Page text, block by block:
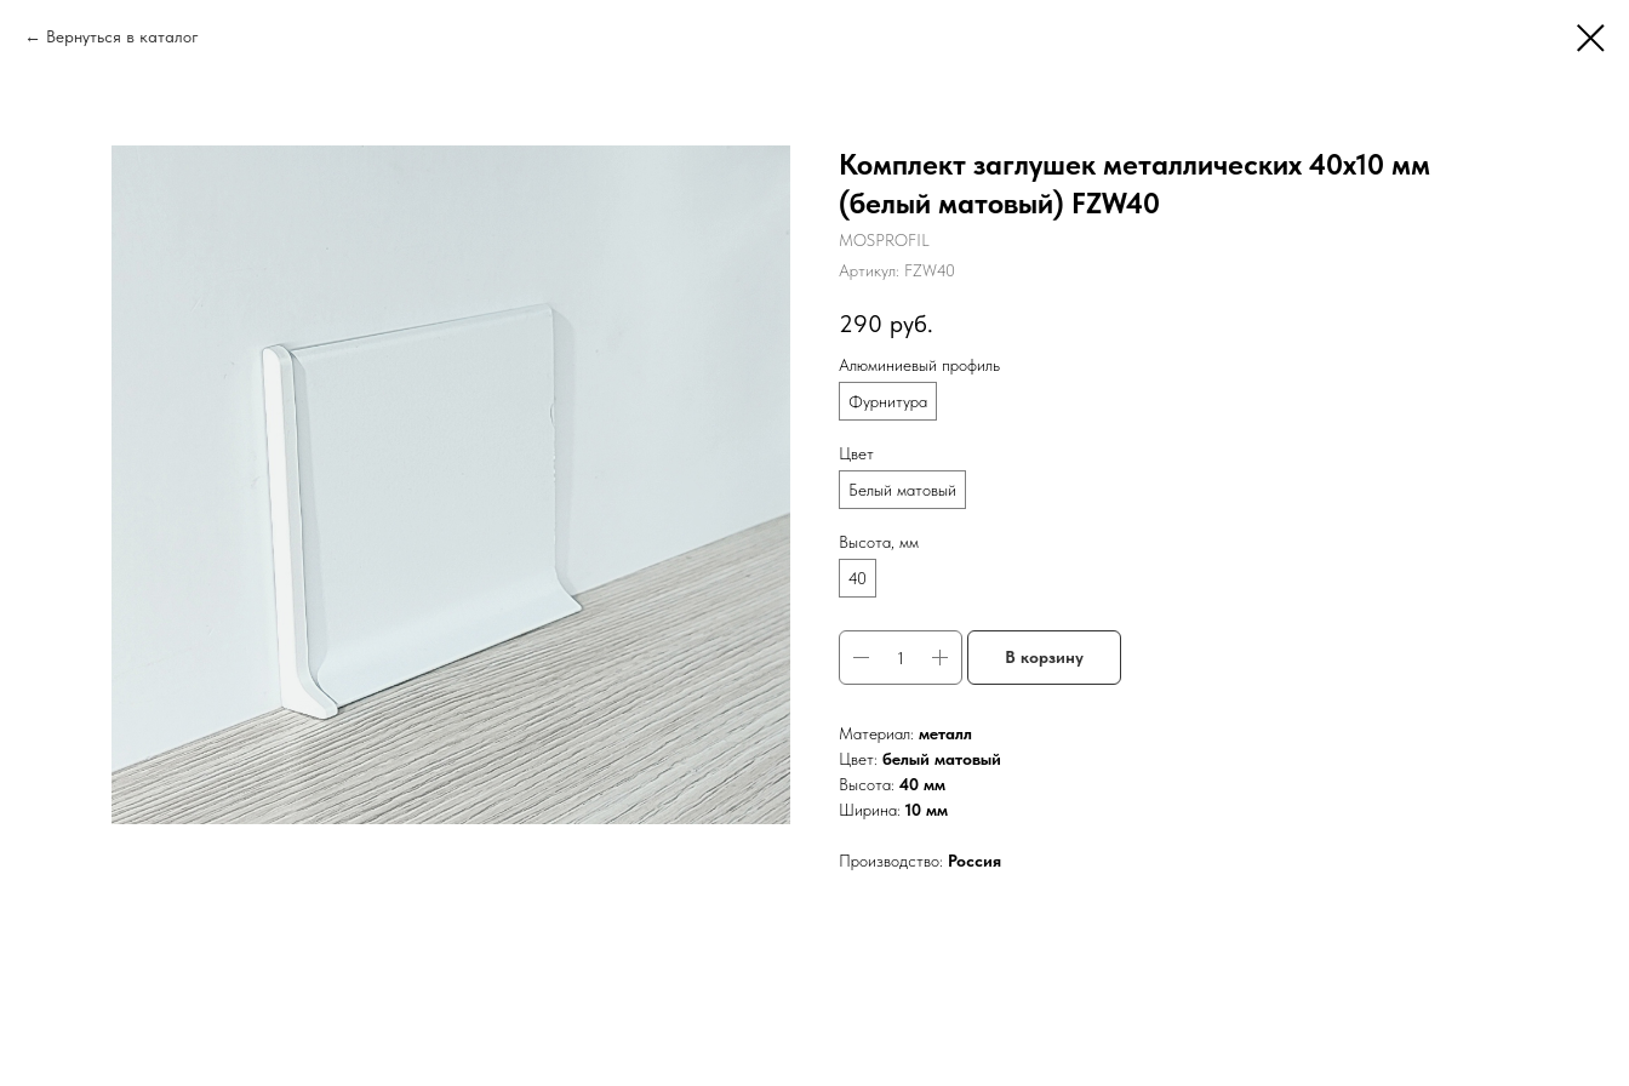
Вернуться в каталог
Комплект заглушек металлических 40х10 мм
(белый матовый) FZW40
MOSPROFIL
Артикул: FZW40
290 руб.
Алюминиевый профиль
Фурнитура
Цвет
Белый матовый
Высота, мм
40
В корзину
Материал: металл
Цвет: белый матовый
Высота: 40 мм
Ширина: 10 мм
Производство: Россия